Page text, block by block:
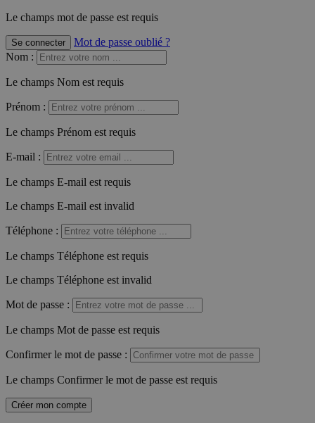
Le champs mot de passe est requis
Se connecter
Mot de passe oublié ?
Nom :
Le champs Nom est requis
Prénom :
Le champs Prénom est requis
E-mail :
Le champs E-mail est requis
Le champs E-mail est invalid
Téléphone :
Le champs Téléphone est requis
Le champs Téléphone est invalid
Mot de passe :
Le champs Mot de passe est requis
Confirmer le mot de passe :
Le champs Confirmer le mot de passe est requis
Créer mon compte